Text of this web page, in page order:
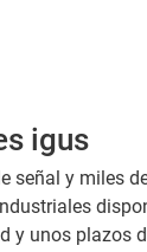
igus
señal y miles
y unos plazos